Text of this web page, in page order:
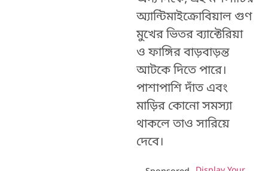
অ্যান্টিমাইক্রোবিয়াল গুণ
মুখের ভিতর ব্যাক্টেরিয়া
ও ফাঙ্গির বাড়বাড়ন্ত
আটকে দিতে পারে।
পাশাপাশি দাঁত এবং
মাড়ির কোনো সমস্যা
থাকলে তাও সারিয়ে
দেবে।